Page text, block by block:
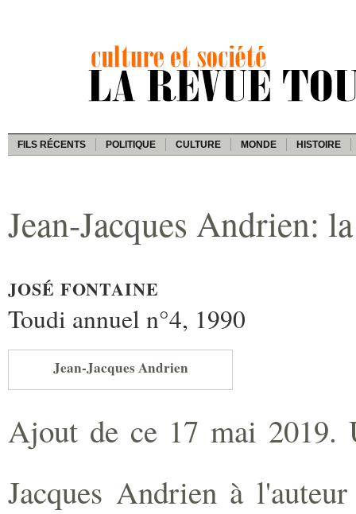
FILS RÉCENTS POLITIQUE CULTURE MONDE HISTOIRE
Jean-Jacques Andrien:
JOSÉ FONTAINE
Toudi annuel n°4, 1990
Jean-Jacques Andrien
Ajout de ce 17 mai 2019.
Jacques Andrien à